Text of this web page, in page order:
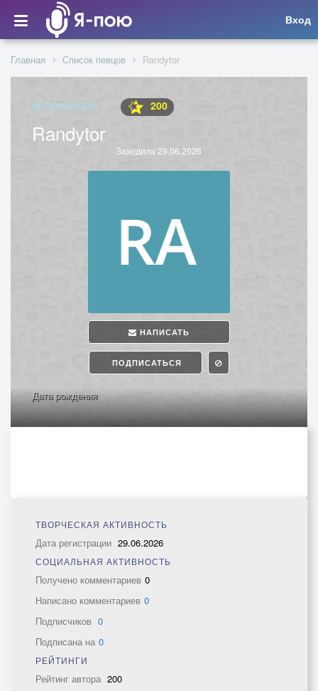
Вход
Главная Список певцов Randytor
ИСПОЛНИТЕЛЬ 200
Randytor
Заходила 29.06.2026
НАПИСАТЬ
ПОДПИСАТЬСЯ
Дата рождения
ТВОРЧЕСКАЯ АКТИВНОСТЬ
Дата регистрации 29.06.2026
СОЦИАЛЬНАЯ АКТИВНОСТЬ
Получено комментариев 0
Написано комментариев 0
Подписчиков 0
Подписана на 0
РЕЙТИНГИ
Рейтинг автора 200